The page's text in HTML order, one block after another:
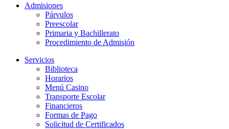
Admisiones
Párvulos
Preescolar
Primaria y Bachillerato
Procedimiento de Admisión
Servicios
Biblioteca
Horarios
Menú Casino
Transporte Escolar
Financieros
Formas de Pago
Solicitud de Certificados